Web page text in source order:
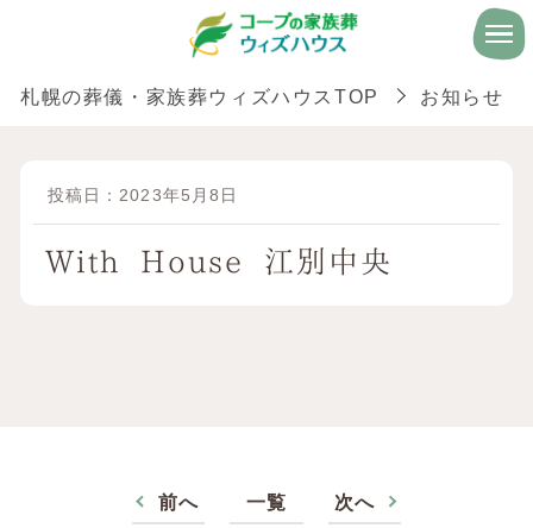
札幌の葬儀・家族葬ウィズハウスTOP お知らせ
投稿日：2023年5月8日
With House 江別中央
前へ 一覧 次へ